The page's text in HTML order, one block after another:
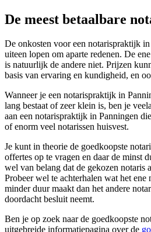
De meest betaalbare
De onkosten voor een notarispraktijk
uiteen lopen om aparte redenen. De
is natuurlijk de andere niet. Prijzen
basis van ervaring en kundigheid, en
Wanneer je een notarispraktijk in
lang bestaat of zeer klein is, ben je
aan een notarispraktijk in Panningen
of enorm veel notarissen huisvest.
Je kunt in theorie de goedkoopste
offertes op te vragen en daar de minst
wel van belang dat de gekozen notaris
Probeer wel te achterhalen wat het ene
minder duur maakt dan het andere
doordacht besluit neemt.
Ben je op zoek naar de goedkoopste
uitgebreide informatiepagina over de